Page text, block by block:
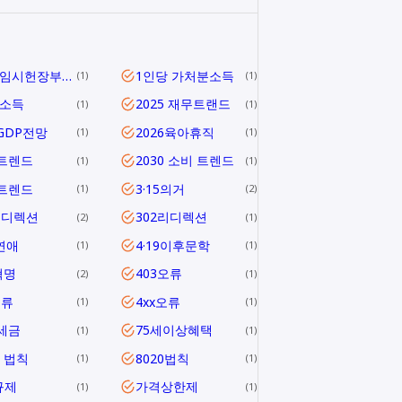
1919 임시헌장부터 헌법 제1조까지 1 1인당 가처분소득 1
득 1 2025 재무트랜드 1
전망 1 2026육아휴직 1
렌드 1 2030 소비 트렌드 1
렌드 1 3·15의거 2
렉션 2 302리디렉션 1
애 1 4·19이후문학 1
명 2 403오류 1
1 4xx오류 1
금 1 75세이상혜택 1
칙 1 8020법칙 1
제 1 가격상한제 1